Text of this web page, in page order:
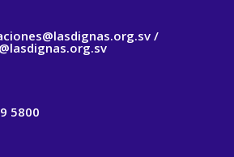
/
5800